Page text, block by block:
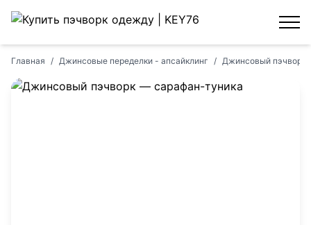
Главная / Джинсовые переделки - апсайклинг / Джинсовый пэчворк